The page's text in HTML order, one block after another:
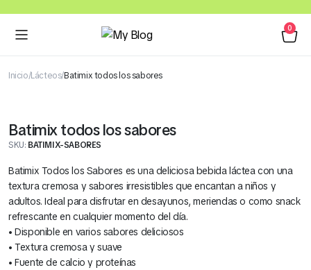
0
Inicio Lácteos Batimix todos los sabores
Batimix todos los sabores
SKU: BATIMIX-SABORES
Batimix Todos los Sabores es una deliciosa bebida láctea con una
textura cremosa y sabores irresistibles que encantan a niños y
adultos. Ideal para disfrutar en desayunos, meriendas o como snack
refrescante en cualquier momento del día.
• Disponible en varios sabores deliciosos
• Textura cremosa y suave
• Fuente de calcio y proteínas